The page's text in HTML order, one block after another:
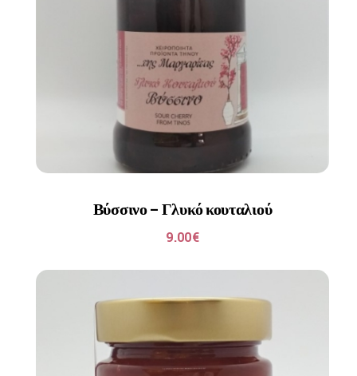
Βύσσινο – Γλυκό κουταλιού
9.00€